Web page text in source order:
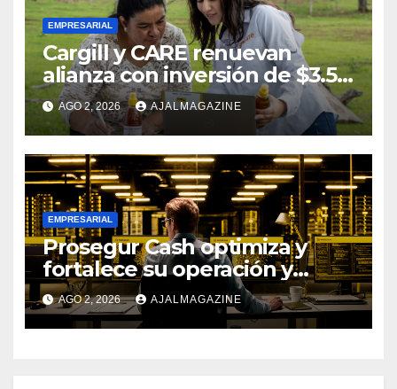
EMPRESARIAL
Cargill y CARE renuevan
alianza con inversión de $3.5
millones para el desarrollo de
mujeres rurales en
Centroamérica
AGO 2, 2026 AJALMAGAZINE
EMPRESARIAL
Prosegur Cash optimiza y
fortalece su operación y
procesos con la ayuda de IA y
Big Data
AGO 2, 2026 AJALMAGAZINE